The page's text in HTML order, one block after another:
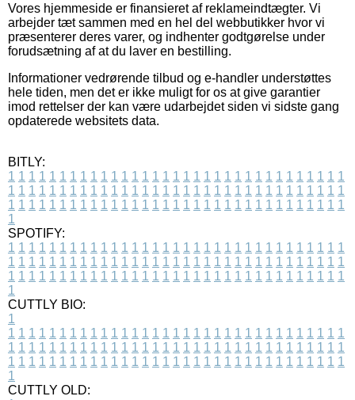
Vores hjemmeside er finansieret af reklameindtægter. Vi
arbejder tæt sammen med en hel del webbutikker hvor vi
præsenterer deres varer, og indhenter godtgørelse under
forudsætning af at du laver en bestilling.
Informationer vedrørende tilbud og e-handler understøttes
hele tiden, men det er ikke muligt for os at give garantier
imod rettelser der kan være udarbejdet siden vi sidste gang
opdaterede websitets data.
BITLY:
1 1 1 1 1 1 1 1 1 1 1 1 1 1 1 1 1 1 1 1 1 1 1 1 1 1 1 1 1 1 1 1 1
1 1 1 1 1 1 1 1 1 1 1 1 1 1 1 1 1 1 1 1 1 1 1 1 1 1 1 1 1 1 1 1 1
1 1 1 1 1 1 1 1 1 1 1 1 1 1 1 1 1 1 1 1 1 1 1 1 1 1 1 1 1 1 1 1 1
1
SPOTIFY:
1 1 1 1 1 1 1 1 1 1 1 1 1 1 1 1 1 1 1 1 1 1 1 1 1 1 1 1 1 1 1 1 1
1 1 1 1 1 1 1 1 1 1 1 1 1 1 1 1 1 1 1 1 1 1 1 1 1 1 1 1 1 1 1 1 1
1 1 1 1 1 1 1 1 1 1 1 1 1 1 1 1 1 1 1 1 1 1 1 1 1 1 1 1 1 1 1 1 1
1
CUTTLY BIO:
1
1 1 1 1 1 1 1 1 1 1 1 1 1 1 1 1 1 1 1 1 1 1 1 1 1 1 1 1 1 1 1 1 1
1 1 1 1 1 1 1 1 1 1 1 1 1 1 1 1 1 1 1 1 1 1 1 1 1 1 1 1 1 1 1 1 1
1 1 1 1 1 1 1 1 1 1 1 1 1 1 1 1 1 1 1 1 1 1 1 1 1 1 1 1 1 1 1 1 1
1
CUTTLY OLD: